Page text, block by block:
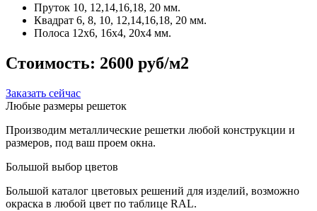
Пруток 10, 12,14,16,18, 20 мм.
Квадрат 6, 8, 10, 12,14,16,18, 20 мм.
Полоса 12x6, 16x4, 20x4 мм.
Стоимость: 2600 руб/м2
Заказать сейчас
Любые размеры решеток
Производим металлические решетки любой конструкции и
размеров, под ваш проем окна.
Большой выбор цветов
Большой каталог цветовых решений для изделий, возможно
окраска в любой цвет по таблице RAL.